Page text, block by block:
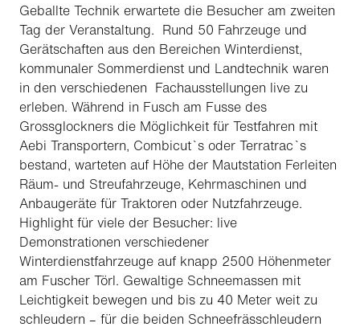
Geballte Technik erwartete die Besucher am zweiten
Tag der Veranstaltung. Rund 50 Fahrzeuge und
Gerätschaften aus den Bereichen Winterdienst,
kommunaler Sommerdienst und Landtechnik waren
in den verschiedenen Fachausstellungen live zu
erleben. Während in Fusch am Fusse des
Grossglockners die Möglichkeit für Testfahren mit
Aebi Transportern, Combicut`s oder Terratrac`s
bestand, warteten auf Höhe der Mautstation Ferleiten
Räum- und Streufahrzeuge, Kehrmaschinen und
Anbaugeräte für Traktoren oder Nutzfahrzeuge.
Highlight für viele der Besucher: live
Demonstrationen verschiedener
Winterdienstfahrzeuge auf knapp 2500 Höhenmeter
am Fuscher Törl. Gewaltige Schneemassen mit
Leichtigkeit bewegen und bis zu 40 Meter weit zu
schleudern – für die beiden Schneefrässchleudern